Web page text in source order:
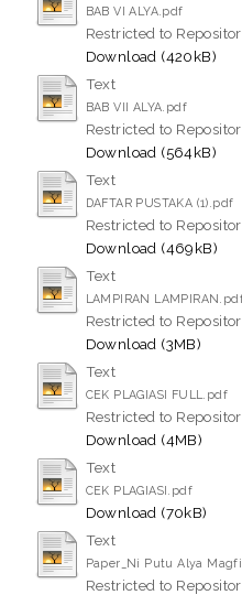
BAB VI ALYA.pdf
Restricted to
Download (420kB)
Text
BAB VII ALYA.pdf
Restricted to
Download (564kB)
Text
DAFTAR PUSTAKA (1).pdf
Restricted to
Download (469kB)
Text
LAMPIRAN
Restricted to
Download (3MB)
Text
CEK PLAGIASI FULL.pdf
Restricted to
Download (4MB)
Text
CEK PLAGIASI.pdf
Download (70kB)
Text
Paper_Ni Putu Alya
Restricted to